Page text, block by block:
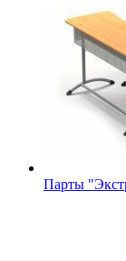
Парты